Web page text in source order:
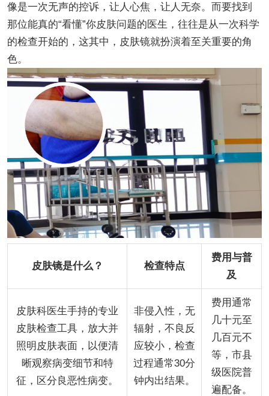
像是一次无声的控诉，让人心焦，让人无奈。而要找到
那位能真的“看懂”你皮肤问题的医生，往往是从一次科学
的检查开始的，这其中，皮肤镜就扮演着至关重要的角
色。
皮肤镜是什么？ 检查特点
费用与普
及
皮肤科医生手持的专业
皮肤检查工具，放大并
照明皮肤表面，以便清
晰观察病变细节和特
征，区分良恶性病变。
非侵入性，无
辐射，不良反
应较小，检查
过程通常30分
钟内出结果。
费用通常
几十元至
几百元不
等，市县
级医院普
遍配备。